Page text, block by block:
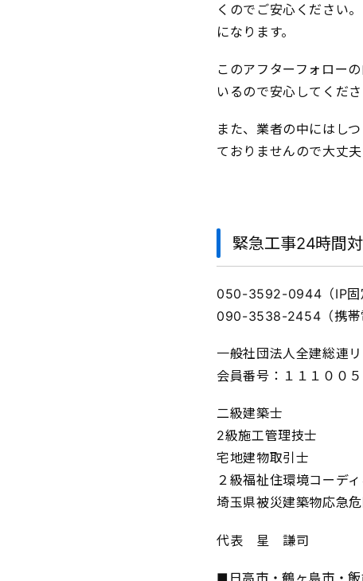
くのでご安心ください
になります。
このアフターフォロー
いるので安心してくださ
また、業者の中にはし
ておりませんので大丈夫
緊急工事24時間
050-3592-0944（IP固
090-3538-2454（携帯
一般社団法人全建総連
会員番号：１１１００５
二級建築士
2級施工管理技士
宅地建物取引士
２級福祉住環境コーデ
埼玉県被災建築物応急
代表 星 謙司
■日高市・鶴ヶ島市・